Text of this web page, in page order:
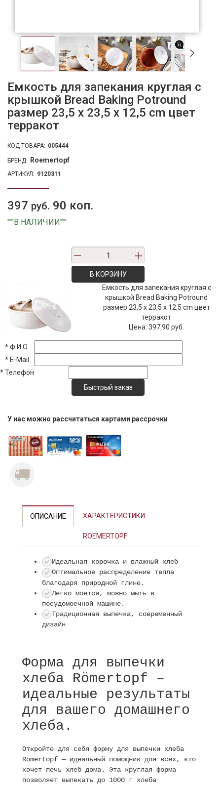
Емкость для запекания круглая с
крышкой Bread Baking Potround
размер 23,5 x 23,5 x 12,5 cm цвет
терракот
КОД ТОВАРА: 005444
БРЕНД: Roemertopf
АРТИКУЛ: 9120311
397 руб. 90 коп.
"""В НАЛИЧИИ"""
В КОРЗИНУ
Емкость для запекания круглая с
крышкой Bread Baking Potround
размер 23,5 x 23,5 x 12,5 cm цвет
терракот
Цена:397.90 руб.
*Ф.И.О.
* E-Mail
*Телефон
У нас можно рассчитаться картами рассрочки
ОПИСАНИЕ ХАРАКТЕРИСТИКИ
ROEMERTOPF
Идеальная корочка и влажный хлеб
Оптимальное распределение тепла
благодаря природной глине.
Легко моется, можно мыть в
посудомоечной машине.
Традиционная выпечка, современный
дизайн
Форма для выпечки
хлеба Römertopf –
идеальные результаты
для вашего домашнего
хлеба.
Откройте для себя форму для выпечки хлеба
Römertopf — идеальный помощник для всех, кто
хочет печь хлеб дома. Эта круглая форма
позволяет выпекать до 1000 г хлеба